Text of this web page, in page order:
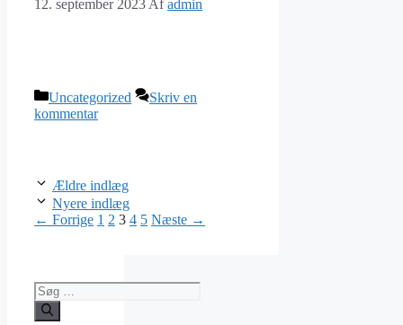
12. september 2023 Afadmin
Kategorier
Uncategorized
Skriv en
kommentar
Ældre indlæg
Nyere indlæg
← Forrige Side
1 Side
2 Side
3 Side
4 Side
5 Næste →
Søg
efter: